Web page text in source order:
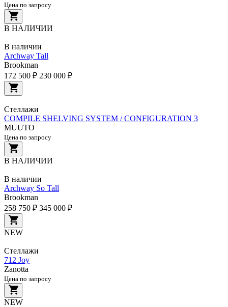
Цена по запросу
В НАЛИЧИИ
В наличии
Archway Tall
Brookman
172 500 ₽ 230 000 ₽
Стеллажи
COMPILE SHELVING SYSTEM / CONFIGURATION 3
MUUTO
Цена по запросу
В НАЛИЧИИ
В наличии
Archway So Tall
Brookman
258 750 ₽ 345 000 ₽
NEW
Стеллажи
712 Joy
Zanotta
Цена по запросу
NEW